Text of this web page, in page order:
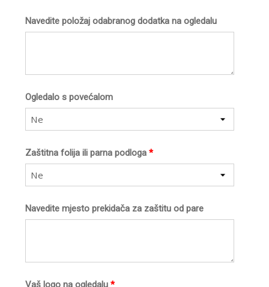
Navedite položaj odabranog dodatka na ogledalu
Ogledalo s povećalom
Ne
*
Zaštitna folija ili parna podloga
Ne
Navedite mjesto prekidača za zaštitu od pare
*
Vaš logo na ogledalu